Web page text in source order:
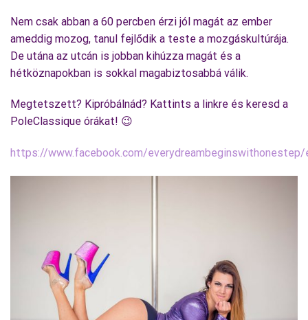
Nem csak abban a 60 percben érzi jól magát az ember
ameddig mozog, tanul fejlődik a teste a mozgáskultúrája.
De utána az utcán is jobban kihúzza magát és a
hétköznapokban is sokkal magabiztosabbá válik.
Megtetszett? Kipróbálnád? Kattints a linkre és keresd a
PoleClassique órákat! 😉
https://www.facebook.com/